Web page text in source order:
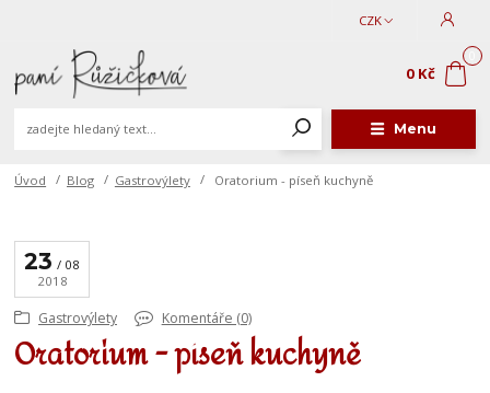
Menu
CZK
0 Kč
Úvod Blog Gastrovýlety Oratorium - píseň kuchyně
23
08
2018
Gastrovýlety Komentáře (0)
Oratorium - píseň kuchyně